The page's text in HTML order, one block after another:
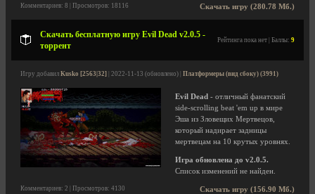
Скачать игру (280.78 Мб.)
Комментариев: 8 | Просмотров: 18116
Скачать бесплатную игру Evil Dead v2.0.5 -
торрент
Рейтинга пока нет | Баллы: 9
Игру добавил Kusko [2563|32] | 2022-11-13 (обновлено) | Платформеры (вид сбоку) (3991)
Evil Dead - отличный фанатский
side-scrolling beat 'em up в мире
Эша из Зловещих Мертвецов,
который надирает задницы
мертвецам на 10 крутых уровнях.
Игра обновлена до v2.0.5.
Список изменений не найден.
Скачать игру (156.90 Мб.)
Комментариев: 2 | Просмотров: 4130